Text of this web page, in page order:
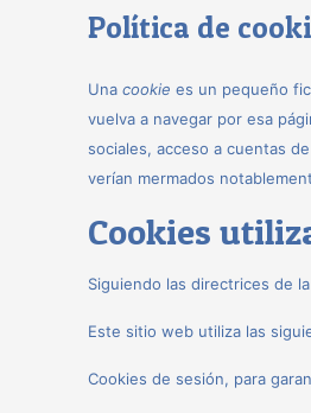
Política de
Unacookie es un pequeño
vuelva a navegar por esa
sociales, acceso a cuentas
verían mermados
Cookies
Siguiendo las directrices de
Este sitio web utiliza las
Cookies de sesión, para